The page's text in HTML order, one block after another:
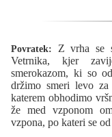
Povratek:
Z vrha se
Vetrnika, kjer
smerokazom, ki so
držimo smeri levo
katerem obhodimo
že med vzponom
vzpona, po kateri se